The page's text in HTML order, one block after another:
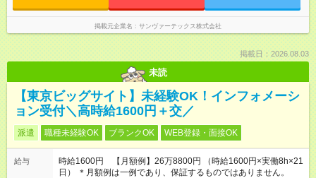
掲載元企業名 サンヴァーテックス株式会社
掲載日：2026.08.03
未読
【東京ビッグサイト】未経験OK！インフォメーシ
ョン受付＼高時給1600円＋交／
派遣 職種未経験OK ブランクOK WEB登録・面接OK
給与
時給1600円 【月額例】26万8800円 （時給1600円×実働8h×21
日） ＊月額例は一例であり、保証するものではありません。